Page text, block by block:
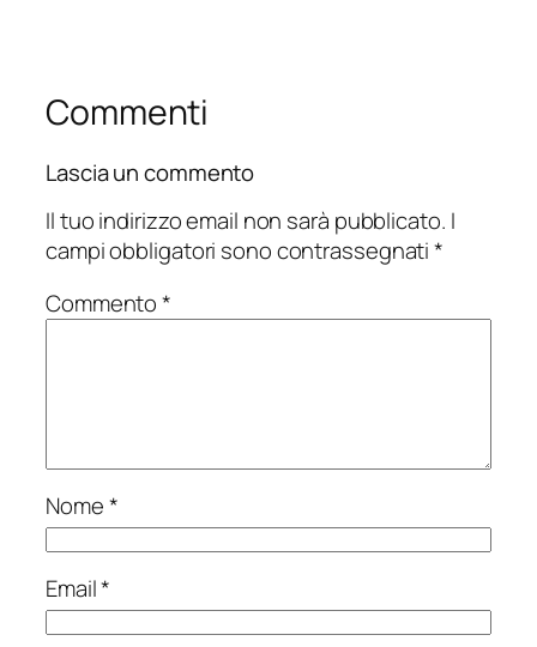
Commenti
Lascia un commento
Il tuo indirizzo email non sarà pubblicato. I
campi obbligatori sono contrassegnati*
Commento*
Nome*
Email*